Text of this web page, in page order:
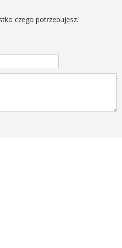
czego potrzebujesz.